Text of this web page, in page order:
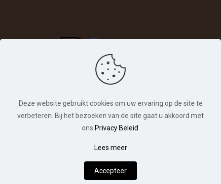
© Hondentraining Veldhoven. Alle rechten
Deze website gebruikt cookies om uw ervaring op de site te
verbeteren. Bij het bezoeken van de site gaat u akkoord met
ons Privacy Beleid
Lees meer
Accepteer
Hoe kan ik je helpen?